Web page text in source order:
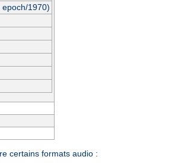
1970)
certains formats audio :